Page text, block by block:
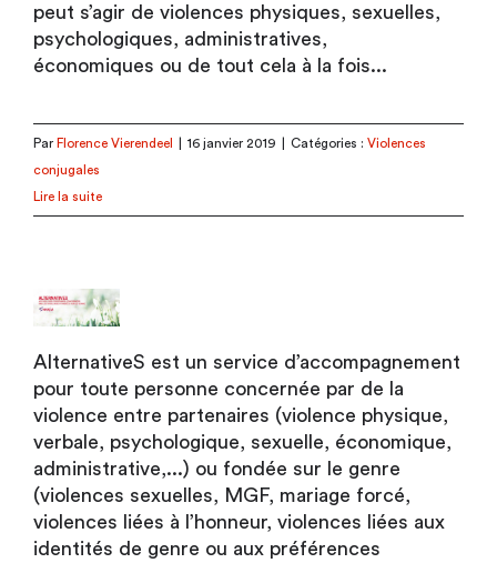
peut s’agir de violences physiques, sexuelles,
psychologiques, administratives,
économiques ou de tout cela à la fois...
Par Florence Vierendeel 16 janvier 2019 Catégories : Violences
conjugales
Lire la suite
AlternativeS est un service d’accompagnement
pour toute personne concernée par de la
violence entre partenaires (violence physique,
verbale, psychologique, sexuelle, économique,
administrative,...) ou fondée sur le genre
(violences sexuelles, MGF, mariage forcé,
violences liées à l’honneur, violences liées aux
identités de genre ou aux préférences